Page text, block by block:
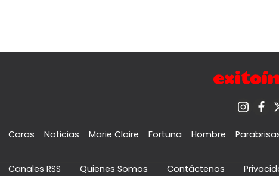
Caras Noticias Marie Claire Fortuna Hombre
Canales RSS Quienes Somos Contáctenos